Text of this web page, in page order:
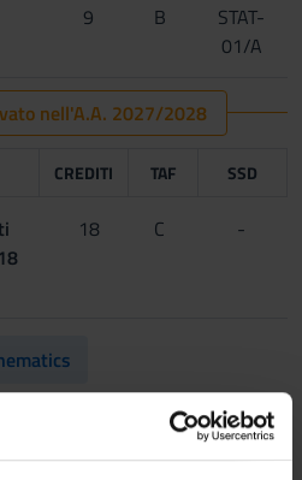
9 B
STAT-
01/A
nell'A.A. 2027/2028
CREDITI TAF SSD
18 C -
STAT-
04/A